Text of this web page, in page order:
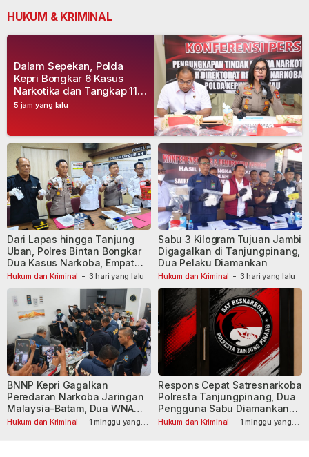
HUKUM & KRIMINAL
5 jam yang lalu
Dalam Sepekan, Polda
Kepri Bongkar 6 Kasus
Narkotika dan Tangkap 11
Tersangka
Hukum dan Kriminal - 3 hari yang lalu
Dari Lapas hingga Tanjung
Uban, Polres Bintan Bongkar
Dua Kasus Narkoba, Empat
Tersangka Dibekuk
Hukum dan Kriminal - 3 hari yang lalu
Sabu 3 Kilogram Tujuan Jambi
Digagalkan di Tanjungpinang,
Dua Pelaku Diamankan
Hukum dan Kriminal - 1 minggu yang
BNNP Kepri Gagalkan
Peredaran Narkoba Jaringan
Malaysia-Batam, Dua WNA
Masih Diburu
Hukum dan Kriminal - 1 minggu yang
Respons Cepat Satresnarkoba
Polresta Tanjungpinang, Dua
Pengguna Sabu Diamankan
Usai Dilaporkan ke Call Center